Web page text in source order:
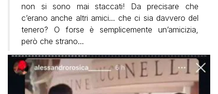
non si sono mai staccati! Da precisare che
c’erano anche altri amici… che ci sia davvero del
tenero? O forse è semplicemente un’amicizia,
però che strano…